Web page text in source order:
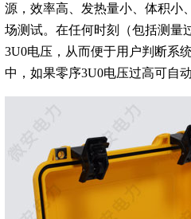
源，效率高、发热量小、体积小
场测试。在任何时刻（包括测量
3U0电压，从而便于用户判断系
中，如果零序3U0电压过高可自